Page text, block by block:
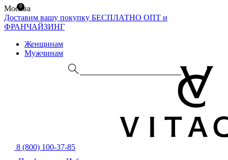
Москва
Доставим вашу покупку БЕСПЛАТНО ОПТ и
ФРАНЧАЙЗИНГ
Женщинам
Мужчинам
8 (800) 100-37-85
0